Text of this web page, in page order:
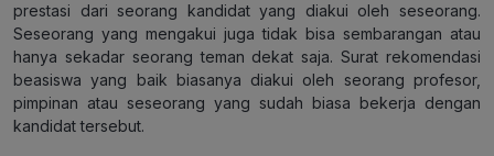
prestasi dari seorang kandidat yang diakui oleh seseorang.
Seseorang yang mengakui juga tidak bisa sembarangan atau
hanya sekadar seorang teman dekat saja. Surat rekomendasi
beasiswa yang baik biasanya diakui oleh seorang profesor,
pimpinan atau seseorang yang sudah biasa bekerja dengan
kandidat tersebut.